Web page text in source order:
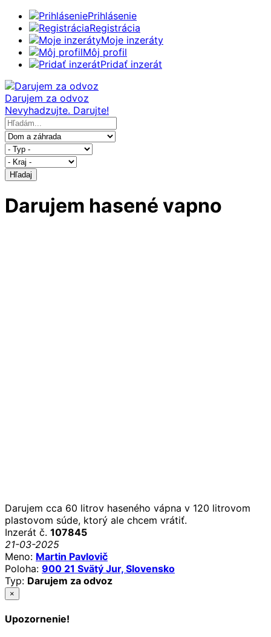
Prihlásenie
Registrácia
Moje inzeráty
Môj profil
Pridať inzerát
Darujem za odvoz
Nevyhadzujte. Darujte!
Hľadaj
Darujem hasené vapno
Darujem cca 60 litrov haseného vápna v 120 litrovom
plastovom súde, ktorý ale chcem vrátiť.
Inzerát č. 107845
21-03-2025
Meno: Martin Pavlovič
Poloha: 900 21 Svätý Jur, Slovensko
Typ: Darujem za odvoz
×
Upozornenie!